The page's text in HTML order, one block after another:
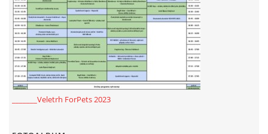
_______Veletrh ForPets 2023